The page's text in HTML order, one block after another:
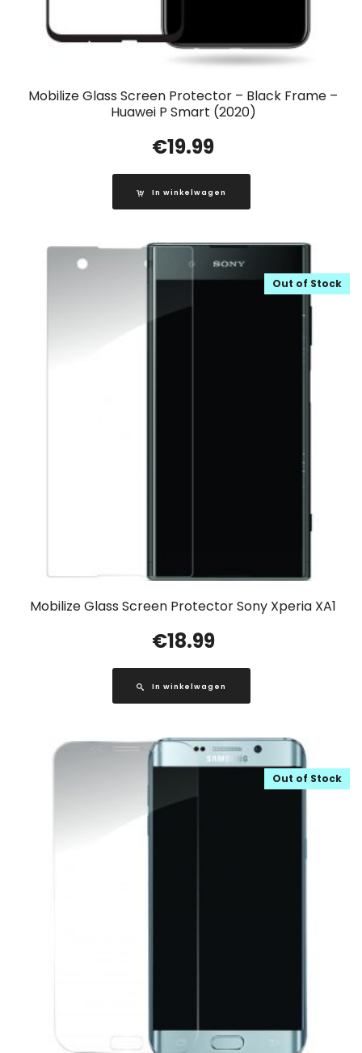
Mobilize Glass Screen Protector – Black Frame –
Huawei P Smart (2020)
€19.99
In winkelwagen
Mobilize Glass Screen Protector Sony Xperia XA1
Out of Stock
€18.99
In winkelwagen
Out of Stock